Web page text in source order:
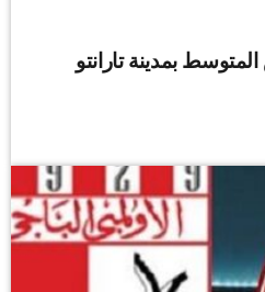
بمدينة تارانتو